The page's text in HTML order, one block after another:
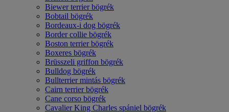
Biewer terrier bögrék
Bobtail bögrék
Bordeaux-i dog bögrék
Border collie bögrék
Boston terrier bögrék
Boxeres bögrék
Brüsszeli griffon bögrék
Bulldog bögrék
Bullterrier mintás bögrék
Cairn terrier bögrék
Cane corso bögrék
Cavalier King Charles spániel bögrék